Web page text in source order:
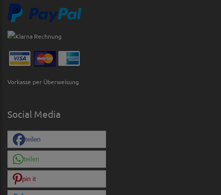
Vorkasse per Überweisung
Social Media
teilen
teilen
pin it